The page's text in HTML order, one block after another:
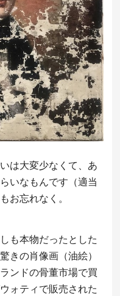
は大変少なくて、あ
いなもんです（適当
お忘れなく。
も本物だったとした
きの肖像画（油絵）
ンドの骨董市場で買
ォティで販売された